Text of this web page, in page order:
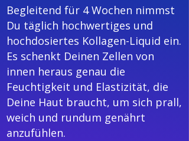
Begleitend für 4 Wochen nimmst
Du täglich hochwertiges und
hochdosiertes Kollagen-Liquid ein.
Es schenkt Deinen Zellen von
innen heraus genau die
Feuchtigkeit und Elastizität, die
Deine Haut braucht, um sich prall,
weich und rundum genährt
anzufühlen.